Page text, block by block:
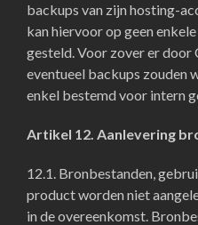
backups van zijn hosting-
kan hiervoor op geen
gesteld. Voor zover er door
eventueel backups zouden
enkel bestemd voor intern
Artikel 12. Aanlevering
12.1. Bronbestanden,
product worden niet
in de overeenkomst.